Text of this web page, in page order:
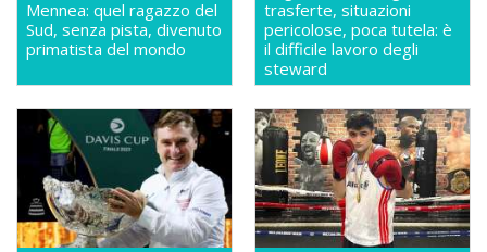
Mennea: quel ragazzo del
Sud, senza pista, divenuto
primatista del mondo
trasferte, situazioni
pericolose, poca tutela: è
il difficile lavoro degli
steward